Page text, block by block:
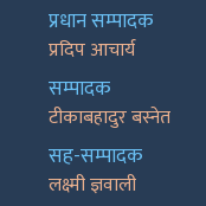
प्रधान सम्पादक
प्रदिप आचार्य
सम्पादक
टीकाबहादुर बस्नेत
सह-सम्पादक
लक्ष्मी ज्ञवाली